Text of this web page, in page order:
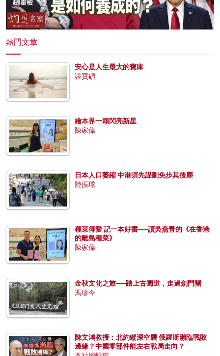
熱門文章
安心是人生最大的寶庫
譚寶碩
繪本界一顆閃亮新星
陳家偉
日本人口萎縮 中港須先謀劃免步其後塵
陸振球
種菜得愛 記一本好書──讀吳燕青的《在香港
的離島種菜》
陳家偉
金秋文化之旅──踏上古蜀道，走過劍門關
馮珍今
陳文鴻教授：北約縱深空襲 俄羅斯瀕臨戰敗
邊緣？中國零部件能左右戰局走向？